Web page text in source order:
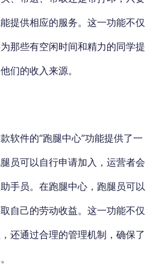
提供相应的服务。这一功能不仅
那些有空闲时间和精力的同学提
们的收入来源。
软件的“跑腿中心”功能提供了一
员可以自行申请加入，运营者会
手员。在跑腿中心，跑腿员可以
自己的劳动收益。这一功能不仅
还通过合理的管理机制，确保了